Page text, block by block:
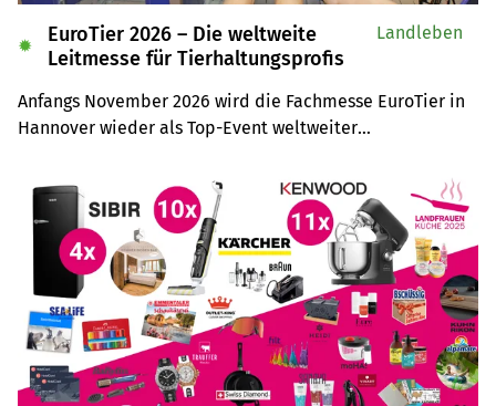
EuroTier 2026 – Die weltweite
Leitmesse für Tierhaltungsprofis
Anfangs November 2026 wird die Fachmesse EuroTier in
Hannover wieder als Top-Event weltweiter
Leserreise sind Sie selber mit dabei.
✹
Landleben